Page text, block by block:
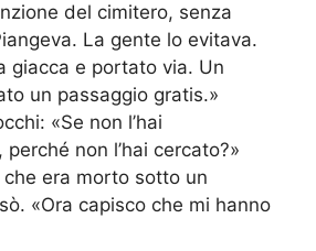
del cimitero, senza
La gente lo evitava.
giacca e portato via. Un
un passaggio gratis.»
«Se non l’hai
non l’hai cercato?»
era morto sotto un
«Ora capisco che mi hanno